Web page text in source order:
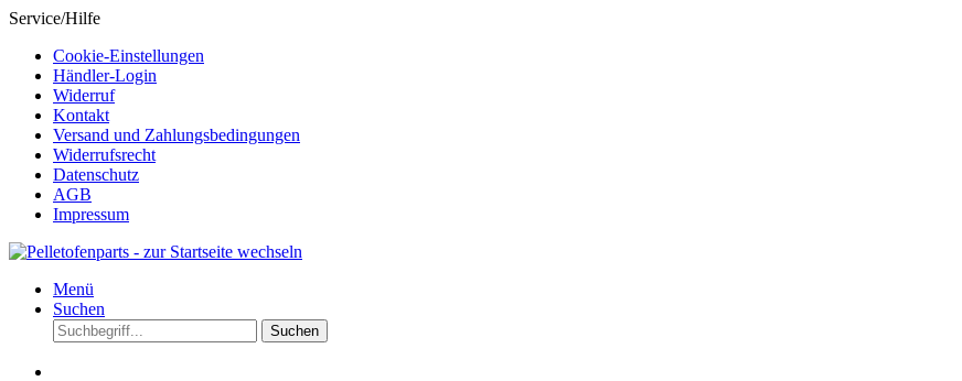
Service/Hilfe
Cookie-Einstellungen
Händler-Login
Widerruf
Kontakt
Versand und Zahlungsbedingungen
Widerrufsrecht
Datenschutz
AGB
Impressum
Menü
Suchen
Suchen